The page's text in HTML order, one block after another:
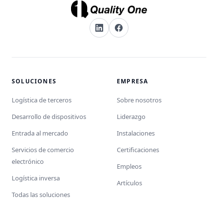
SOLUCIONES
Logística de terceros
Desarrollo de dispositivos
Entrada al mercado
Servicios de comercio
electrónico
Logística inversa
Todas las soluciones
EMPRESA
Sobre nosotros
Liderazgo
Instalaciones
Certificaciones
Empleos
Artículos